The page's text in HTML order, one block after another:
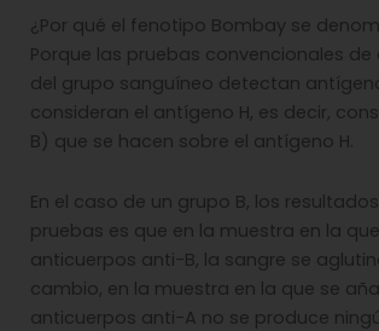
¿Por qué el fenotipo Bombay se
Porque las pruebas convencionales
del grupo sanguíneo detectan
consideran el antígeno H, es decir,
B) que se hacen sobre el antígeno H.
En el caso de un grupo B, los
pruebas es que en la muestra en la
anticuerpos anti-B, la sangre se
cambio, en la muestra en la que se
anticuerpos anti-A no se produce